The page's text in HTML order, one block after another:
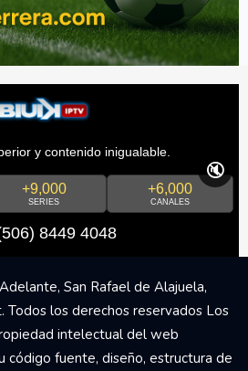
y contenido inigualable.
+9,000
SERIES
+6,000
CANALES
8449 4048
🔇
San Rafael de Alajuela,
Todos los derechos reservados Los
intelectual del web
código fuente, diseño, estructura de